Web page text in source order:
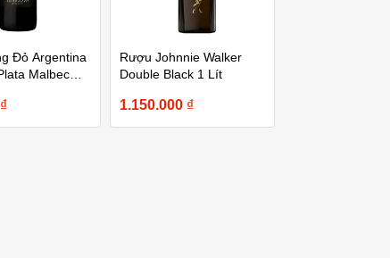
Đỏ Argentina
Malbec
₫
Rượu Johnnie Walker
Double Black 1 Lít
1.150.000 ₫